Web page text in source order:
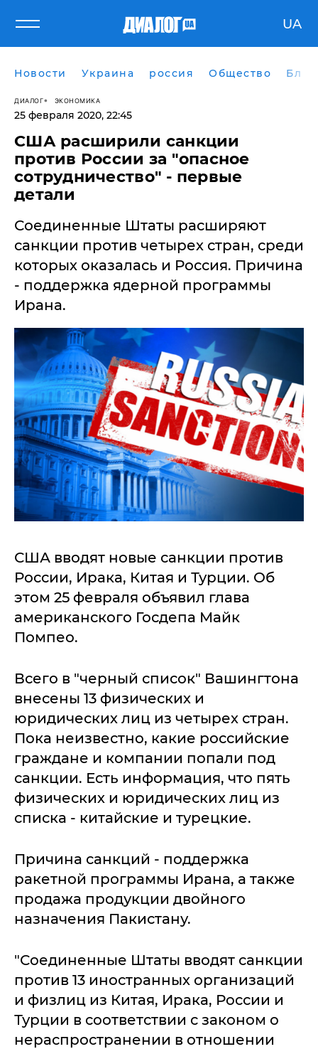
UA
Новости Украина россия Общество
ДИАЛОГ ЭКОНОМИКА
25 февраля 2020, 22:45
​США расширили санкции
против России за "опасное
сотрудничество" - первые
детали
Соединенные Штаты расширяют
санкции против четырех стран, среди
которых оказалась и Россия. Причина
- поддержка ядерной программы
Ирана.
США вводят новые санкции против
России, Ирака, Китая и Турции. Об
этом 25 февраля объявил глава
американского Госдепа Майк
Помпео.
Всего в "черный список" Вашингтона
внесены 13 физических и
юридических лиц из четырех стран.
Пока неизвестно, какие российские
граждане и компании попали под
санкции. Есть информация, что пять
физических и юридических лиц из
списка - китайские и турецкие.
Причина санкций - поддержка
ракетной программы Ирана, а также
продажа продукции двойного
назначения Пакистану.
"Соединенные Штаты вводят санкции
против 13 иностранных организаций
и физлиц из Китая, Ирака, России и
Турции в соответствии с законом о
нераспространении в отношении